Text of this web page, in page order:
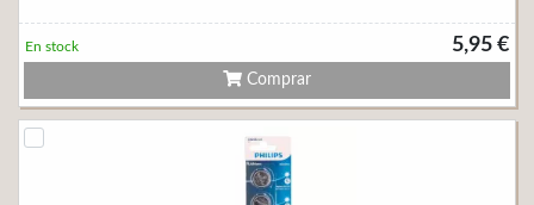
5,95 €
En stock
Comprar